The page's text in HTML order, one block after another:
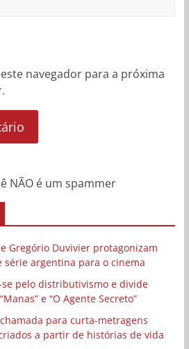
navegador para a próxima
NÃO é um spammer
Gregório Duvivier protagonizam
argentina para o cinema
pelo distributivismo e divide
e “O Agente Secreto”
para curta-metragens
a partir de histórias de vida